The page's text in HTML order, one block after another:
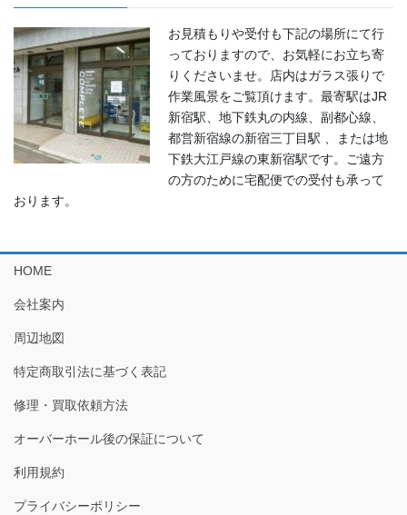
お見積もりや受付も下記の場所にて行
っておりますので、お気軽にお立ち寄
りくださいませ。店内はガラス張りで
作業風景をご覧頂けます。最寄駅はJR
新宿駅、地下鉄丸の内線、副都心線、
都営新宿線の新宿三丁目駅 、または地
下鉄大江戸線の東新宿駅です。ご遠方
の方のために宅配便での受付も承って
おります。
HOME
会社案内
周辺地図
特定商取引法に基づく表記
修理・買取依頼方法
オーバーホール後の保証について
利用規約
プライバシーポリシー